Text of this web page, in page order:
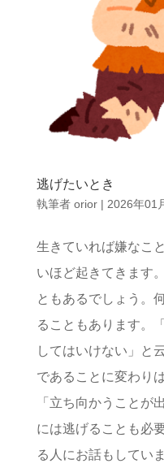
逃げたいとき
執筆者 orior| 2026年01
生きていれば嫌なこ
いほど起きてきます
ともあるでしょう。
ることもあります。
してはいけない」と
であることに変わり
「立ち向かうことが
には逃げることも必
る人にお話もしてい